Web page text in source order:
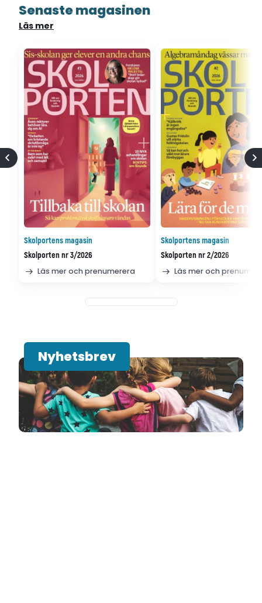
Senaste magasinen
Läs mer
Skolportens magasin
Skolporten nr 3/2026
Läs mer och prenumerera
Skolportens magasin
Skolporten nr 2/2026
Läs mer och
Nyhetsbrev